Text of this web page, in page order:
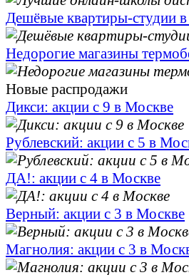
Дешёвые квартиры-студии
Недорогие магазины
Новые распродажи
Дикси: акции с 9 в Москве
Рублевский: акции с 5 в
ДА!: акции с 4 в Москве
Верный: акции с 3 в Москве
Магнолия: акции с 3 в